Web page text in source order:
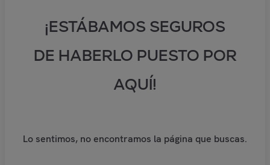
¡ESTÁBAMOS SEGUROS
DE HABERLO PUESTO POR
AQUÍ!
Lo sentimos, no encontramos la página que buscas.